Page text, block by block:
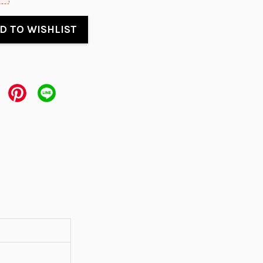
TO WISHLIST